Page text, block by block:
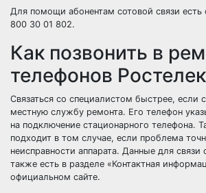
Для помощи абонентам сотовой связи есть
800 30 01 802.
Как позвонить в
телефонов
Связаться со специалистом быстрее, если
местную службу ремонта. Его телефон
на подключение стационарного телефона.
подходит в том случае, если проблема
неисправности аппарата. Данные для связи
также есть в разделе «Контактная
официальном сайте.